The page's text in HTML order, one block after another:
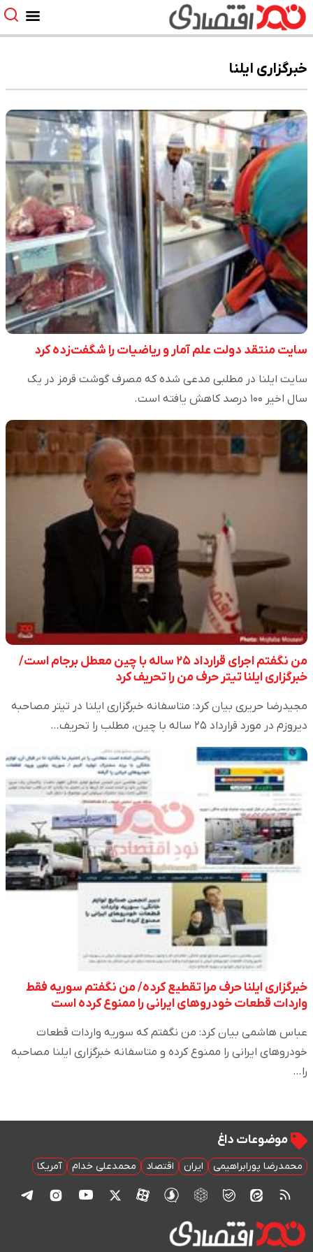
خبرگزاری ایلنا
سایت منتقد دولت علم آمار و ریاضیات را شگفت‌زده کرد
سایت ایلنا در مطلبی مدعی شده که مصرف گوشت قرمز در یک
سال اخیر ۱۰۰ درصد کاهش یافته است.
من نگفتم اجرای قرارداد ۲۵ ساله با چین معطل برجام است/
خبرگزاری ایلنا تیتر حرف من را تحریف کرد
مجیدرضا حریری بیان کرد: متاسفانه خبرگزاری ایلنا در تیتر مصاحبه
دیروزم در مورد قرارداد ۲۵ ساله با چین، مطلب را تحریف…
خبرگزاری ایلنا حرف مرا تقطیع کرده/ من نگفتم سوریه فقط
واردات قطعات خودروهای ایرانی را ممنوع کرده است
عباس هاشمی بیان کرد: من نگفتم که سوریه واردات قطعات
خودروهای ایرانی را ممنوع کرده و متاسفانه خبرگزاری ایلنا مصاحبه
را…
موضوعات داغ
محمدرضا پورابراهیمی ایران اقتصاد محمدعلی خدام آمریکا